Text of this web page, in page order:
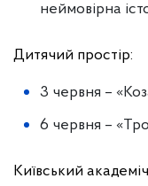
неймовірна
Дитячий простір:
3 червня –
6 червня –
Київський